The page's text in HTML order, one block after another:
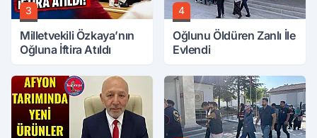
3
Milletvekili Özkaya’nın
Oğluna İftira Atıldı
4
Oğlunu Öldüren Zanlı İle
Evlendi